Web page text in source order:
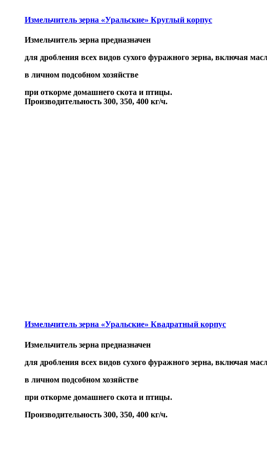
Измельчитель зерна «Уральские» Круглый корпус
Измельчитель зерна предназначен
для дробления всех видов сухого фуражного зерна, включая
в личном подсобном хозяйстве
при откорме домашнего скота и птицы.
Производительность 300, 350, 400 кг/ч.
Измельчитель зерна «Уральские» Квадратный корпус
Измельчитель зерна предназначен
для дробления всех видов сухого фуражного зерна, включая
в личном подсобном хозяйстве
при откорме домашнего скота и птицы.
Производительность 300, 350, 400 кг/ч.